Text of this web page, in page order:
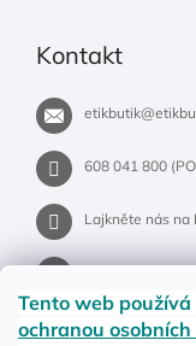
Tento web
ochranou
Kontakt
etikbutik@
608 041 800
Lajkněte nás na